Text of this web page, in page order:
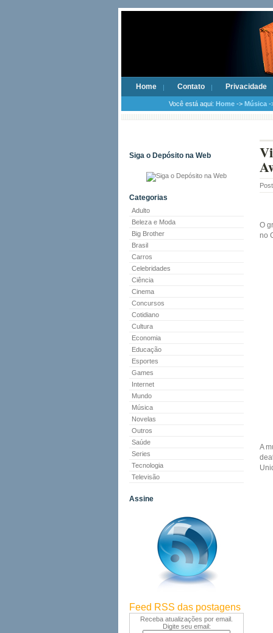
Home Contato Privacidade
Você está aqui: Home -> Música -
Siga o Depósito na Web
Categorias
Adulto
Beleza e Moda
Big Brother
Brasil
Carros
Celebridades
Ciência
Cinema
Concursos
Cotidiano
Cultura
Economia
Educação
Esportes
Games
Internet
Mundo
Música
Novelas
Outros
Saúde
Series
Tecnologia
Televisão
Assine
Feed RSS das postagens
Receba atualizações por email.
Digite seu email:
O
no
A